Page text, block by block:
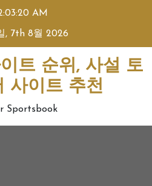
AM
, 7th 8월 2026
트 순위, 사설 토
사이트 추천
Sportsbook